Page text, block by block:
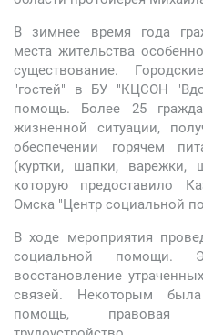
В зимнее время года
места жительства
существование.
"гостей" в БУ "КЦСОН
помощь. Более 25
жизненной ситуации,
обеспечении горячем
(куртки, шапки, варежки,
которую предоставило
Омска "Центр социальной
В ходе мероприятия
социальной помощи.
восстановление
связей. Некоторым была
помощь, правовая